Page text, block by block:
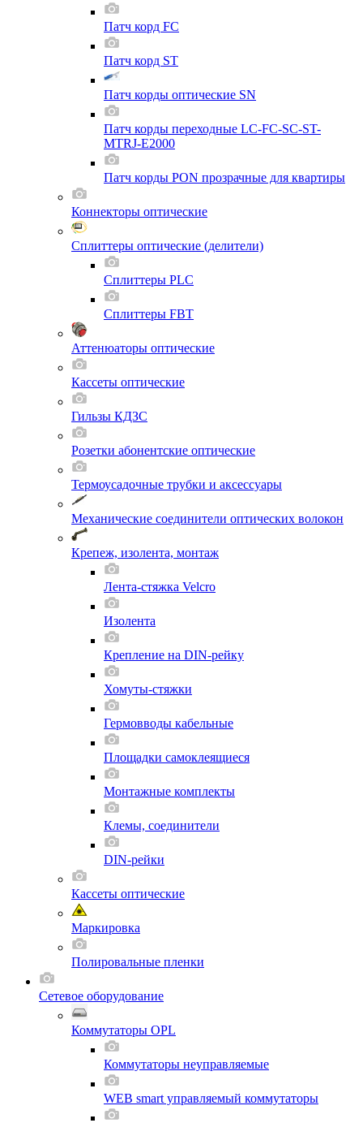
Патч корд FC
Патч корд ST
Патч корды оптические SN
Патч корды переходные LC-FC-SC-ST-
MTRJ-E2000
Патч корды PON прозрачные для квартиры
Коннекторы оптические
Сплиттеры оптические (делители)
Сплиттеры PLC
Сплиттеры FBT
Аттенюаторы оптические
Кассеты оптические
Гильзы КДЗС
Розетки абонентские оптические
Термоусадочные трубки и аксессуары
Механические соединители оптических волокон
Крепеж, изолента, монтаж
Лента-стяжка Velcro
Изолента
Крепление на DIN-рейку
Хомуты-стяжки
Гермовводы кабельные
Площадки самоклеящиеся
Монтажные комплекты
Клемы, соединители
DIN-рейки
Кассеты оптические
Маркировка
Полировальные пленки
Сетевое оборудование
Коммутаторы OPL
Коммутаторы неуправляемые
WEB smart управляемый коммутаторы